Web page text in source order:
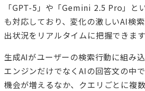
「GPT-5」や「Gemini 2.5 Pro」と
も対応しており、変化の激しいAI検
出状況をリアルタイムに把握できます
生成AIがユーザーの検索行動に組み
エンジンだけでなくAIの回答文の中
機会が増えるなか、クエリごとに複